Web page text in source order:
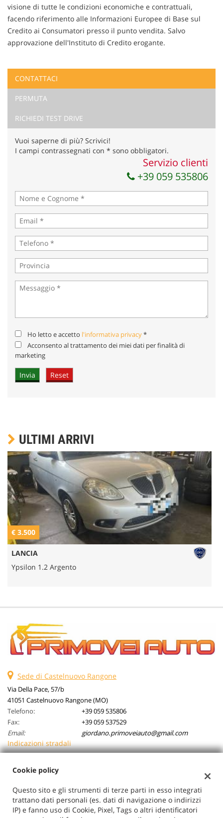
Ho letto e accettol'informativa privacy*
Acconsento al trattamento dei miei dati per finalità di
Invia la tua richiesta
visione di tutte le condizioni economiche e contrattuali,
facendo riferimento alle Informazioni Europee di Base sul
Credito ai Consumatori presso il punto vendita. Salvo
approvazione dell'Instituto di Credito erogante.
CONTATTACI
PERMUTA
RICHIEDI TEST DRIVE
Vuoi saperne di più? Scrivici!
I campi contrassegnati con * sono obbligatori.
Servizio clienti
+39 059 535806
Ho letto e accetto l'informativa privacy*
Acconsento al trattamento dei miei dati per finalità di
marketing
ULTIMI ARRIVI
€ 3.500
LANCIA
Ypsilon 1.2 Argento
Sede di Castelnuovo Rangone
Via Della Pace, 57/b
41051 Castelnuovo Rangone (MO)
Telefono:
+39 059 535806
Fax:
+39 059 537529
Email:
giordano.primoveiauto@gmail.com
Indicazioni stradali
Primovei Auto Srl
Via Della Pace, 57/b, Castelnuovo Rangone (MO)
C.F/P.IVA:03026710362
Cookie policy
Questo sito e gli strumenti di terze parti in esso integrati
trattano dati personali (es. dati di navigazione o indirizzi
IP) e fanno uso di Cookie, Pixel, Tags o altri identificatori